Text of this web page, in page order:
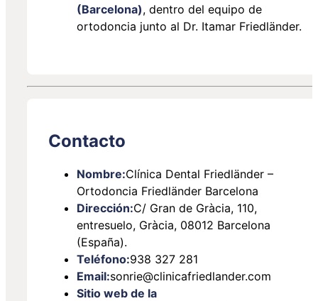
(Barcelona), dentro del equipo de
ortodoncia junto al Dr. Itamar Friedländer.
Contacto
Nombre:Clínica Dental Friedländer –
Ortodoncia Friedländer Barcelona
Dirección:C/ Gran de Gràcia, 110,
entresuelo, Gràcia, 08012 Barcelona
(España).
Teléfono:938 327 281
Email:sonrie@clinicafriedlander.com
Sitio web de la